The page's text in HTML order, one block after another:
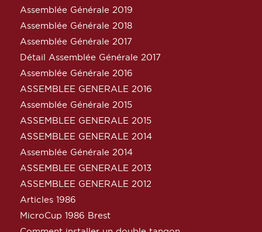
Assemblée Générale 2019
Assemblée Générale 2018
Assemblée Générale 2017
Détail Assemblée Générale 2017
Assemblée Générale 2016
ASSEMBLEE GENERALE 2016
Assemblée Générale 2015
ASSEMBLEE GENERALE 2015
ASSEMBLEE GENERALE 2014
Assemblée Générale 2014
ASSEMBLEE GENERALE 2013
ASSEMBLEE GENERALE 2012
Articles 1986
MicroCup 1986 Brest